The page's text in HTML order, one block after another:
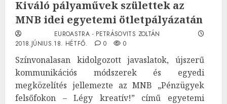
Kiváló pályaművek születtek az
MNB idei egyetemi ötletpályázatán
EUROASTRA - PETRÁSOVITS ZOLTÁN
2018.JÚNIUS.18. HÉTFŐ.
0 0
Színvonalasan kidolgozott javaslatok, újszerű
kommunikációs módszerek és egyedi
megközelítés jellemezte az MNB „Pénzügyek
felsőfokon – Légy kreatív!” című egyetemi